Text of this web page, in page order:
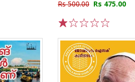
Rs 500.00 Rs 475.00